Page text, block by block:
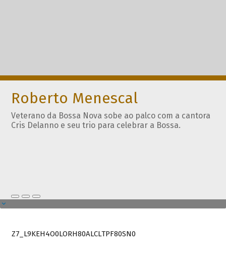
Roberto Menescal
Veterano da Bossa Nova sobe ao palco com a cantora
Cris Delanno e seu trio para celebrar a Bossa.
Z7_L9KEH4O0LORH80ALCLTPF80SN0